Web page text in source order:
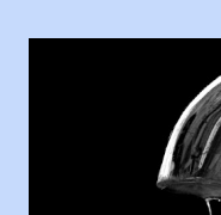
Nesrin’in Hikayesi’ne
havuzunun kenarında
duruyor. Havuzun
yüzücüleri. Erkekler
Sadece 4 kız çocuğu